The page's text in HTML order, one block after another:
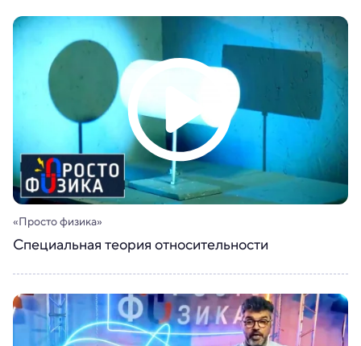
«Просто физика»
Специальная теория относительности